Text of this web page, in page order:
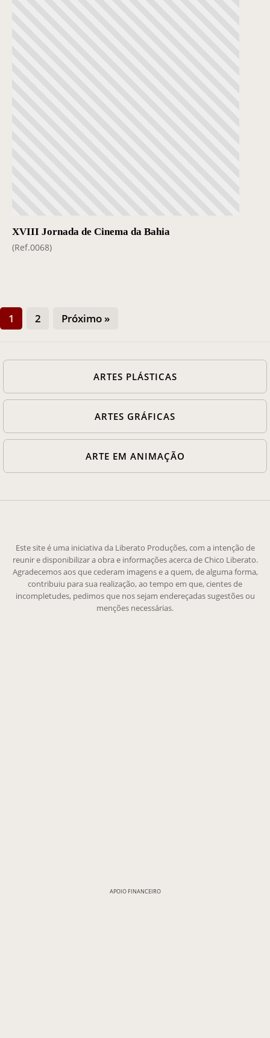
XVIII Jornada de Cinema da Bahia
(Ref.0068)
1 2 Próximo »
ARTES PLÁSTICAS
ARTES GRÁFICAS
ARTE EM ANIMAÇÃO
Este site é uma iniciativa da Liberato Produções, com a intenção de
reunir e disponibilizar a obra e informações acerca de Chico Liberato.
Agradecemos aos que cederam imagens e a quem, de alguma forma,
contribuiu para sua realização, ao tempo em que, cientes de
incompletudes, pedimos que nos sejam endereçadas sugestões ou
menções necessárias.
APOIO FINANCEIRO